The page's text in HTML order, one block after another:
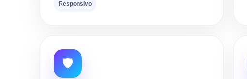
Responsivo
🛡️